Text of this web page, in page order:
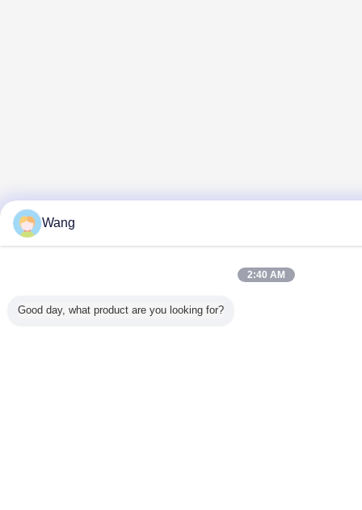
Wang
2:40 AM
Good day, what product are you looking for?